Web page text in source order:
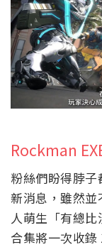
Rockman
粉絲們盼得脖
新消息，雖然
人萌生「有總
合集將一次收